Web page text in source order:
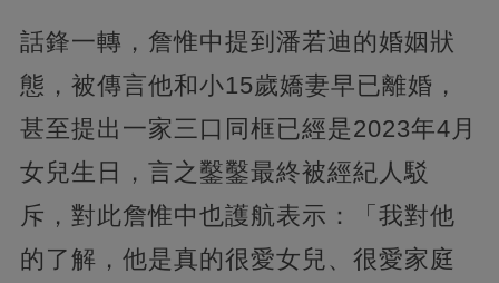
話鋒一轉，詹惟中提到潘若迪的婚姻狀
態，被傳言他和小15歲嬌妻早已離婚，
甚至提出一家三口同框已經是2023年4月
女兒生日，言之鑿鑿最終被經紀人駁
斥，對此詹惟中也護航表示：「我對他
的了解，他是真的很愛女兒、很愛家庭